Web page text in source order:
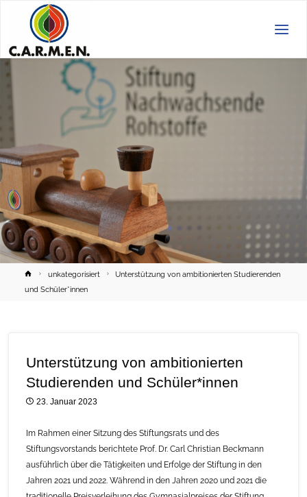
Homeunkategorisiert
Unterstützung von ambitionierten Studierenden
und Schüler*innen
Unterstützung von ambitionierten
Studierenden und Schüler*innen
23. Januar 2023
Im Rahmen einer Sitzung des Stiftungsrats und des
Stiftungsvorstands berichtete Prof. Dr. Carl Christian Beckmann
ausführlich über die Tätigkeiten und Erfolge der Stiftung in den
Jahren 2021 und 2022. Während in den Jahren 2020 und 2021 die